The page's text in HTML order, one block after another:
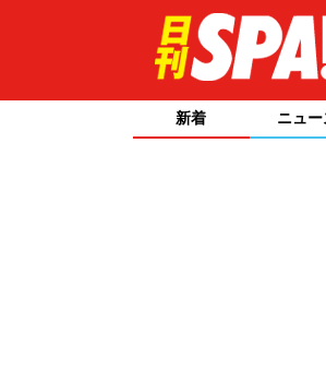
新着 ニュー